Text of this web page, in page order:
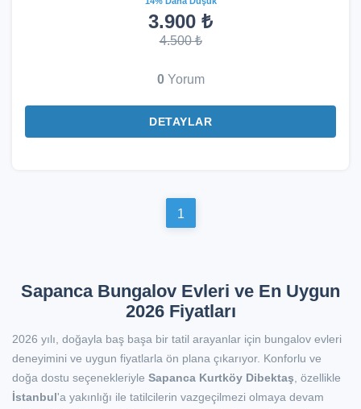
3.900 ₺
4.500 ₺
0Yorum
DETAYLAR
1
Sapanca Bungalov Evleri ve En Uygun
2026 Fiyatları
2026 yılı, doğayla baş başa bir tatil arayanlar için bungalov evleri
deneyimini ve uygun fiyatlarla ön plana çıkarıyor. Konforlu ve
doğa dostu seçenekleriyle Sapanca Kurtköy Dibektaş , özellikle
İstanbul'a yakınlığı ile tatilcilerin vazgeçilmezi olmaya devam